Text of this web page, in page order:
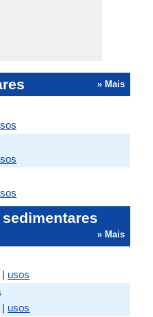
» Mais
» Mais
| usos
| usos